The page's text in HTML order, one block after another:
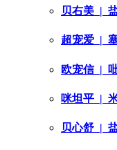
贝右美 |
超宠爱 |
欧宠信| 吡
咪坦平 |
贝心舒 |